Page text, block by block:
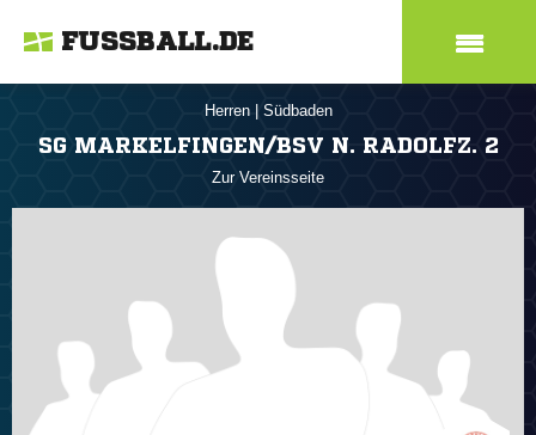
FUSSBALL.DE
Herren Südbaden
SG MARKELFINGEN/BSV N. RADOLFZ. 2
Zur Vereinsseite